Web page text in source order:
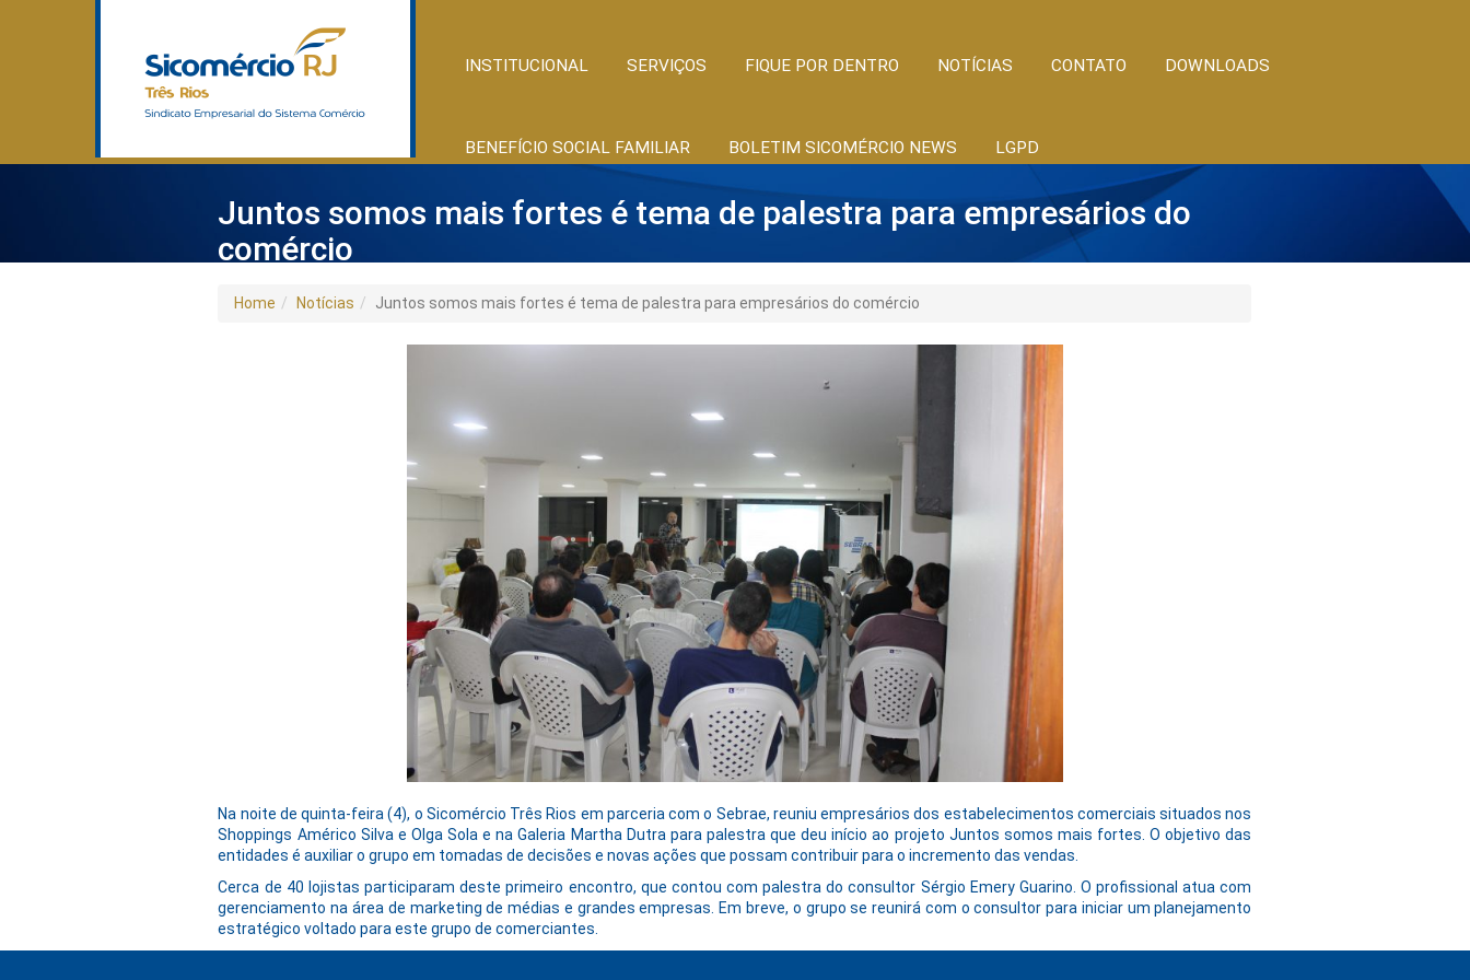
INSTITUCIONAL SERVIÇOS FIQUE POR DENTRO NOTÍCIAS CONTATO DOWNLOADS
BENEFÍCIO SOCIAL FAMILIAR BOLETIM SICOMÉRCIO NEWS LGPD
Juntos somos mais fortes é tema de palestra para empresários do
comércio
Home Notícias Juntos somos mais fortes é tema de palestra para empresários do comércio
Na noite de quinta-feira (4), o Sicomércio Três Rios em parceria com o Sebrae, reuniu empresários dos estabelecimentos comerciais situados nos
Shoppings Américo Silva e Olga Sola e na Galeria Martha Dutra para palestra que deu início ao projeto Juntos somos mais fortes. O objetivo das
entidades é auxiliar o grupo em tomadas de decisões e novas ações que possam contribuir para o incremento das vendas.
Cerca de 40 lojistas participaram deste primeiro encontro, que contou com palestra do consultor Sérgio Emery Guarino. O profissional atua com
gerenciamento na área de marketing de médias e grandes empresas. Em breve, o grupo se reunirá com o consultor para iniciar um planejamento
estratégico voltado para este grupo de comerciantes.